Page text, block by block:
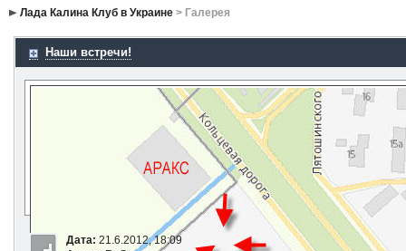
Лада Калина Клуб в Украине> Галерея
Наши встречи!
Дата: 21.6.2012, 18:09